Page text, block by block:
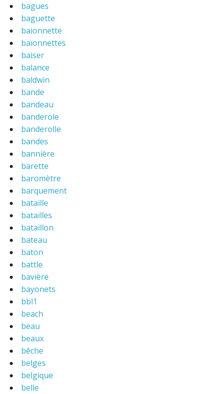
bagues
baguette
baionnette
baïonnettes
baiser
balance
baldwin
bande
bandeau
banderole
banderolle
bandes
bannière
barette
baromètre
barquement
bataille
batailles
bataillon
bateau
baton
battle
bavière
bayonets
bbl1
beach
beau
beaux
bêche
belges
belgique
belle